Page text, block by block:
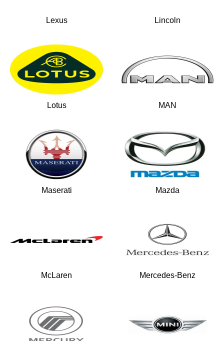
Lexus Lincoln
Lotus MAN
Maserati Mazda
McLaren Mercedes-Benz